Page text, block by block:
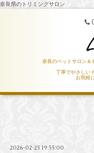
奈良県のトリミングサロン
奈良のペットサロン＆
丁寧でやさしい
お気軽
2026-02-23 19:55:00